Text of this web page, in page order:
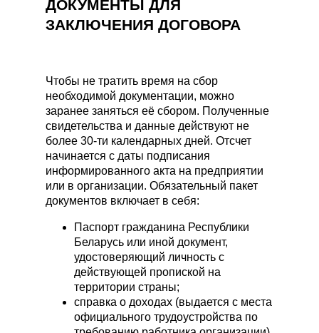
ДОКУМЕНТЫ ДЛЯ
ЗАКЛЮЧЕНИЯ ДОГОВОРА
Чтобы не тратить время на сбор
необходимой документации, можно
заранее заняться её сбором. Полученные
свидетельства и данные действуют не
более 30-ти календарных дней. Отсчет
начинается с даты подписания
информированного акта на предприятии
или в организации. Обязательный пакет
документов включает в себя:
Паспорт гражданина Республики
Беларусь или иной документ,
удостоверяющий личность с
действующей пропиской на
территории страны;
справка о доходах (выдается с места
официального трудоустройства по